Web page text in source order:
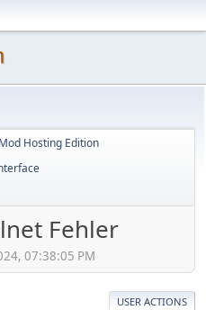
Hosting Edition
Fehler
07:38:05 PM
USER ACTIONS